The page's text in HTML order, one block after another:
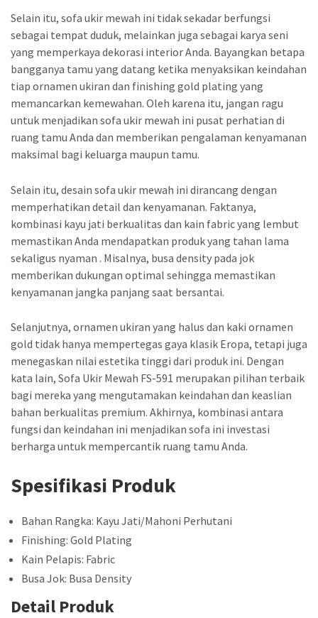
Selain itu, sofa ukir mewah ini tidak sekadar berfungsi
sebagai tempat duduk, melainkan juga sebagai karya seni
yang memperkaya dekorasi interior Anda. Bayangkan betapa
bangganya tamu yang datang ketika menyaksikan keindahan
tiap ornamen ukiran dan finishing gold plating yang
memancarkan kemewahan. Oleh karena itu, jangan ragu
untuk menjadikan sofa ukir mewah ini pusat perhatian di
ruang tamu Anda dan memberikan pengalaman kenyamanan
maksimal bagi keluarga maupun tamu.
Selain itu, desain sofa ukir mewah ini dirancang dengan
memperhatikan detail dan kenyamanan. Faktanya,
kombinasi kayu jati berkualitas dan kain fabric yang lembut
memastikan Anda mendapatkan produk yang tahan lama
sekaligus nyaman . Misalnya, busa density pada jok
memberikan dukungan optimal sehingga memastikan
kenyamanan jangka panjang saat bersantai.
Selanjutnya, ornamen ukiran yang halus dan kaki ornamen
gold tidak hanya mempertegas gaya klasik Eropa, tetapi juga
menegaskan nilai estetika tinggi dari produk ini. Dengan
kata lain, Sofa Ukir Mewah FS-591 merupakan pilihan terbaik
bagi mereka yang mengutamakan keindahan dan keaslian
bahan berkualitas premium. Akhirnya, kombinasi antara
fungsi dan keindahan ini menjadikan sofa ini investasi
berharga untuk mempercantik ruang tamu Anda.
Spesifikasi Produk
Bahan Rangka: Kayu Jati/Mahoni Perhutani
Finishing: Gold Plating
Kain Pelapis: Fabric
Busa Jok: Busa Density
Detail Produk